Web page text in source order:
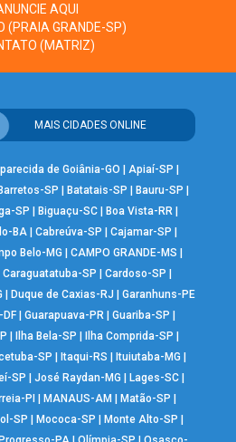
AQUI
(PRAIA GRANDE-SP)
(MATRIZ)
MAIS CIDADES ONLINE
de Goiânia-GO | Apiaí-SP |
SP |Batatais-SP |Bauru-SP |
SP |Biguaçu-SC |Boa Vista-RR |
BA| Cabreúva-SP | Cajamar-SP |
Belo-MG |CAMPO GRANDE-MS |
Caraguatatuba-SP | Cardoso-SP |
| Duque de Caxias-RJ | Garanhuns-PE
DF| Guarapuava-PR | Guariba-SP |
| Ilha Bela-SP | Ilha Comprida-SP |
SP | Itaqui-RS | Ituiutaba-MG |
SP | José Raydan-MG | Lages-SC|
PI | MANAUS-AM | Matão-SP |
SP |Mococa-SP |Monte Alto-SP |